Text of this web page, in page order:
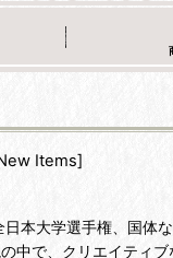
Items]
本大学選手権、国
で、クリエイティ